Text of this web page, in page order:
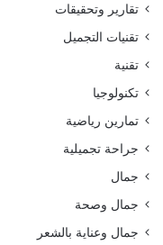
تقارير وتحقيقات
تقنيات التجميل
تقنية
تكنولوجيا
تمارين رياضية
جراحة تجميلية
جمال
جمال وصحة
جمال وعناية بالشعر